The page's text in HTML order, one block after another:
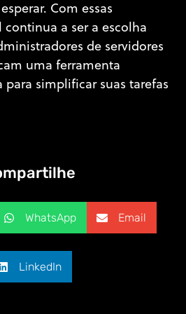
Com essas
continua a ser a escolha
de servidores
uma ferramenta
simplificar suas tarefas
WhatsApp Email
LinkedIn